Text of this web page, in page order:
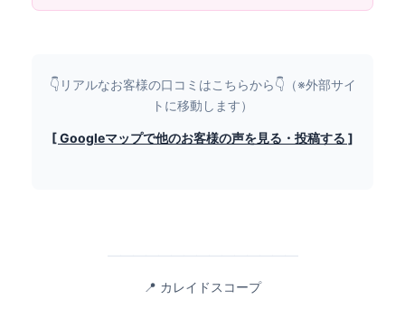
👇リアルなお客様の口コミはこちらから👇（※外部サイ
トに移動します）
[ Googleマップで他のお客様の声を見る・投稿する ]
━━━━━━━━━━━━━━━
📍 カレイドスコープ